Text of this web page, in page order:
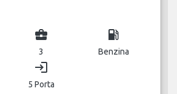
business_center
3
local_gas_station
Benzina
login
5 Porta